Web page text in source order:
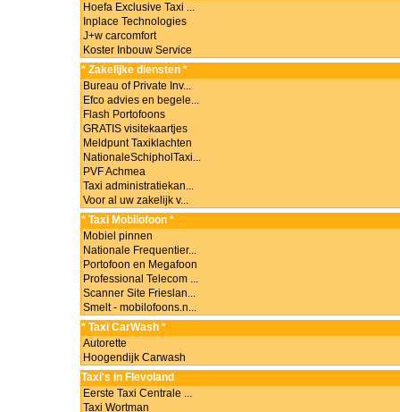
Hoefa Exclusive Taxi ...
Inplace Technologies
J+w carcomfort
Koster Inbouw Service
* Zakelijke diensten *
Bureau of Private Inv...
Efco advies en begele...
Flash Portofoons
GRATIS visitekaartjes
Meldpunt Taxiklachten
NationaleSchipholTaxi...
PVF Achmea
Taxi administratiekan...
Voor al uw zakelijk v...
* Taxi Mobilofoon *
Mobiel pinnen
Nationale Frequentier...
Portofoon en Megafoon
Professional Telecom ...
Scanner Site Frieslan...
Smelt - mobilofoons.n...
* Taxi CarWash *
Autorette
Hoogendijk Carwash
Taxi's in Flevoland
Eerste Taxi Centrale ...
Taxi Wortman